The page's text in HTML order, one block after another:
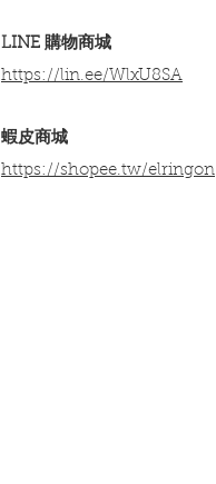
LINE 購物商城
https://lin.ee/WlxU8SA​
​蝦皮商城
https://shopee.tw/elringon